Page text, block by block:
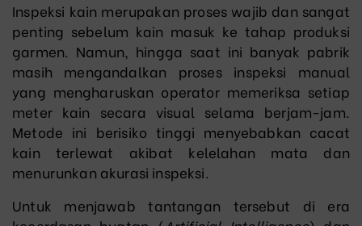
Inspeksi kain merupakan proses wajib dan sangat
penting sebelum kain masuk ke tahap produksi
garmen. Namun, hingga saat ini banyak pabrik
masih mengandalkan proses inspeksi manual
yang mengharuskan operator memeriksa setiap
meter kain secara visual selama berjam-jam.
Metode ini berisiko tinggi menyebabkan cacat
kain terlewat akibat kelelahan mata dan
menurunkan akurasi inspeksi.
Untuk menjawab tantangan tersebut di era